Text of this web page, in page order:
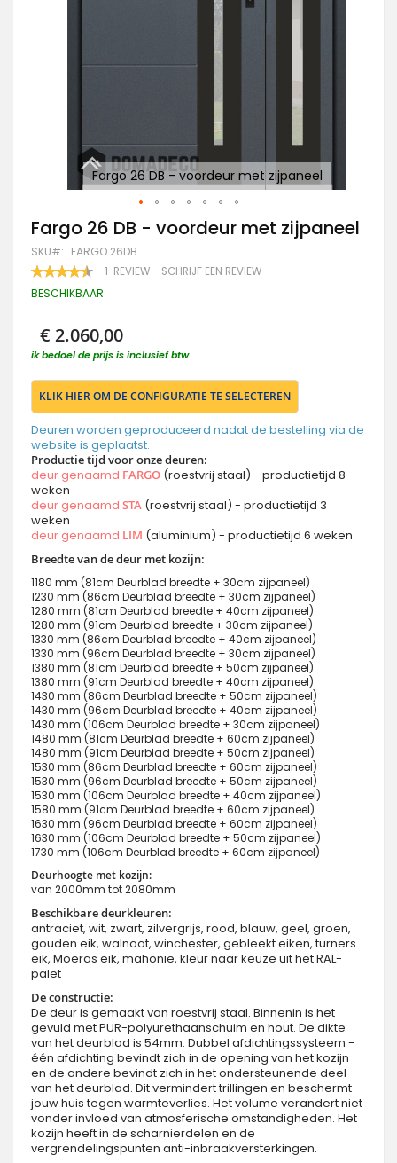
Fargo 26 DB - voordeur met zijpaneel
Ga
naar
het
begin
de
gallerij
Fargo 26 DB - voordeur met zijpaneel
SKU FARGO 26DB
WAARDERING:1 REVIEW SCHRIJF EEN REVIEW
BESCHIKBAAR
€ 2.060,00
ik bedoel de prijs is inclusief btw
KLIK HIER OM DE CONFIGURATIE TE SELECTEREN
Deuren worden geproduceerd nadat de bestelling via de
website is geplaatst.
Productie tijd voor onze deuren:
deur genaamd FARGO (roestvrij staal) - productietijd 8
weken
deur genaamd STA (roestvrij staal) - productietijd 3
weken
deur genaamd LIM (aluminium) - productietijd 6 weken
Breedte van de deur met kozijn:
1180 mm (81cm Deurblad breedte + 30cm zijpaneel)
1230 mm (86cm Deurblad breedte + 30cm zijpaneel)
1280 mm (81cm Deurblad breedte + 40cm zijpaneel)
1280 mm (91cm Deurblad breedte + 30cm zijpaneel)
1330 mm (86cm Deurblad breedte + 40cm zijpaneel)
1330 mm (96cm Deurblad breedte + 30cm zijpaneel)
1380 mm (81cm Deurblad breedte + 50cm zijpaneel)
1380 mm (91cm Deurblad breedte + 40cm zijpaneel)
1430 mm (86cm Deurblad breedte + 50cm zijpaneel)
1430 mm (96cm Deurblad breedte + 40cm zijpaneel)
1430 mm (106cm Deurblad breedte + 30cm zijpaneel)
1480 mm (81cm Deurblad breedte + 60cm zijpaneel)
1480 mm (91cm Deurblad breedte + 50cm zijpaneel)
1530 mm (86cm Deurblad breedte + 60cm zijpaneel)
1530 mm (96cm Deurblad breedte + 50cm zijpaneel)
1530 mm (106cm Deurblad breedte + 40cm zijpaneel)
1580 mm (91cm Deurblad breedte + 60cm zijpaneel)
1630 mm (96cm Deurblad breedte + 60cm zijpaneel)
1630 mm (106cm Deurblad breedte + 50cm zijpaneel)
1730 mm (106cm Deurblad breedte + 60cm zijpaneel)
Deurhoogte met kozijn:
van 2000mm tot 2080mm
Beschikbare deurkleuren:
antraciet, wit, zwart, zilvergrijs, rood, blauw, geel, groen,
gouden eik, walnoot, winchester, gebleekt eiken, turners
eik, Moeras eik, mahonie, kleur naar keuze uit het RAL-
palet
De constructie:
De deur is gemaakt van roestvrij staal. Binnenin is het
gevuld met PUR-polyurethaanschuim en hout. De dikte
van het deurblad is 54mm. Dubbel afdichtingssysteem -
één afdichting bevindt zich in de opening van het kozijn
en de andere bevindt zich in het ondersteunende deel
van het deurblad. Dit vermindert trillingen en beschermt
jouw huis tegen warmteverlies. Het volume verandert niet
vonder invloed van atmosferische omstandigheden. Het
kozijn heeft in de scharnierdelen en de
vergrendelingspunten anti-inbraakversterkingen.